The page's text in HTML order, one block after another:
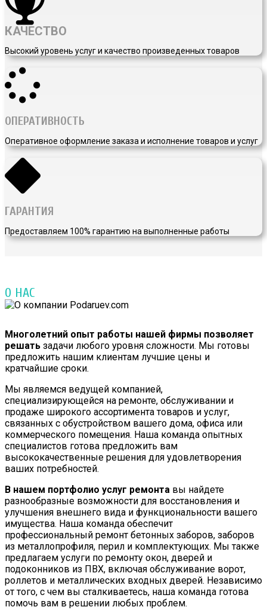
КАЧЕСТВО
Высокий уровень услуг и качество произведенных товаров
ОПЕРАТИВНОСТЬ
Оперативное оформление заказа и исполнение товаров и услуг
ГАРАНТИЯ
Предоставляем 100% гарантию на выполненные работы
О НАС
Многолетний опыт работы нашей фирмы позволяет
решать задачи любого уровня сложности. Мы готовы
предложить нашим клиентам лучшие цены и
кратчайшие сроки.
Мы являемся ведущей компанией,
специализирующейся на ремонте, обслуживании и
продаже широкого ассортимента товаров и услуг,
связанных с обустройством вашего дома, офиса или
коммерческого помещения. Наша команда опытных
специалистов готова предложить вам
высококачественные решения для удовлетворения
ваших потребностей.
В нашем портфолио услуг ремонта вы найдете
разнообразные возможности для восстановления и
улучшения внешнего вида и функциональности вашего
имущества. Наша команда обеспечит
профессиональный ремонт бетонных заборов, заборов
из металлопрофиля, перил и комплектующих. Мы также
предлагаем услуги по ремонту окон, дверей и
подоконников из ПВХ, включая обслуживание ворот,
роллетов и металлических входных дверей. Независимо
от того, с чем вы сталкиваетесь, наша команда готова
помочь вам в решении любых проблем.